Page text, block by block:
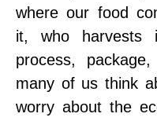
where our food
it, who
process,
many of us think
worry about the